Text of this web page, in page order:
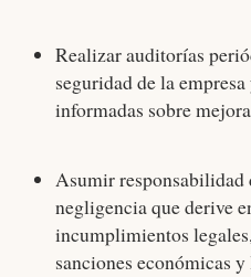
Realizar auditorías
seguridad de la
informadas sobre
Asumir responsabilidad
negligencia que derive
incumplimientos
sanciones económicas y